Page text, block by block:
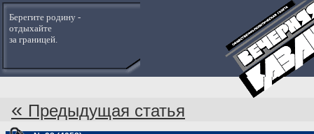
Берегите родину -
отдыхайте
за границей.
« Предыдущая статья